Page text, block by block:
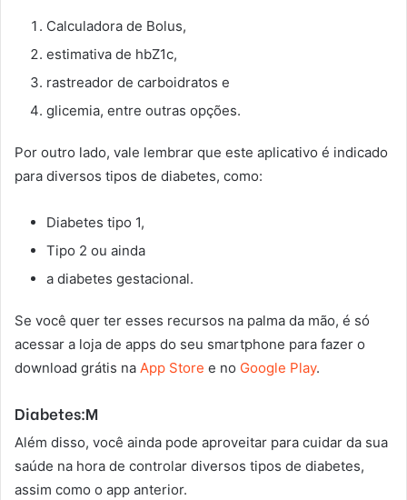
Calculadora de Bolus,
estimativa de hbZ1c,
rastreador de carboidratos e
glicemia, entre outras opções.
Por outro lado, vale lembrar que este aplicativo é indicado
para diversos tipos de diabetes, como:
Diabetes tipo 1,
Tipo 2 ou ainda
a diabetes gestacional.
Se você quer ter esses recursos na palma da mão, é só
acessar a loja de apps do seu smartphone para fazer o
download grátis na App Store e no Google Play.
Diabetes:M
Além disso, você ainda pode aproveitar para cuidar da sua
saúde na hora de controlar diversos tipos de diabetes,
assim como o app anterior.